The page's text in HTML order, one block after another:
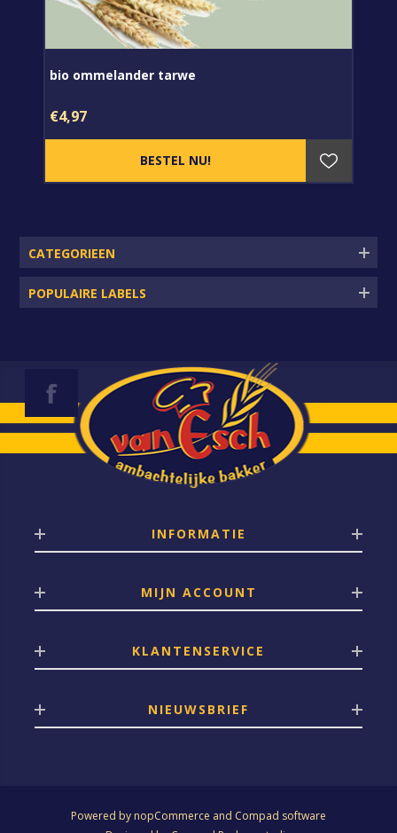
bio ommelander tarwe
€4,97
CATEGORIEEN
POPULAIRE LABELS
INFORMATIE
MIJN ACCOUNT
KLANTENSERVICE
NIEUWSBRIEF
Powered by nopCommerce and Compad software